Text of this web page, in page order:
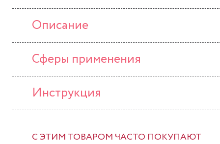
Описание
Сферы применения
Инструкция
С ЭТИМ ТОВАРОМ ЧАСТО ПОКУПАЮТ